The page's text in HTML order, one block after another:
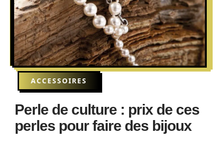
ACCESSOIRES
Perle de culture : prix de ces
perles pour faire des bijoux